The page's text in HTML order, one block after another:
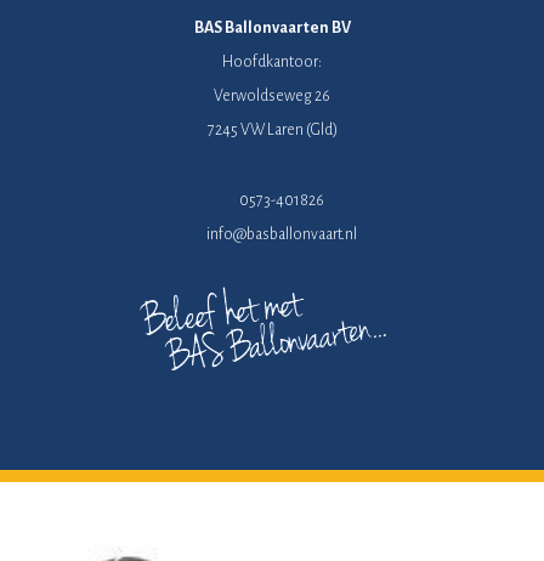
BAS Ballonvaarten BV
Hoofdkantoor:
Verwoldseweg 26
7245 VW Laren (Gld)
0573-401826
info@basballonvaart.nl